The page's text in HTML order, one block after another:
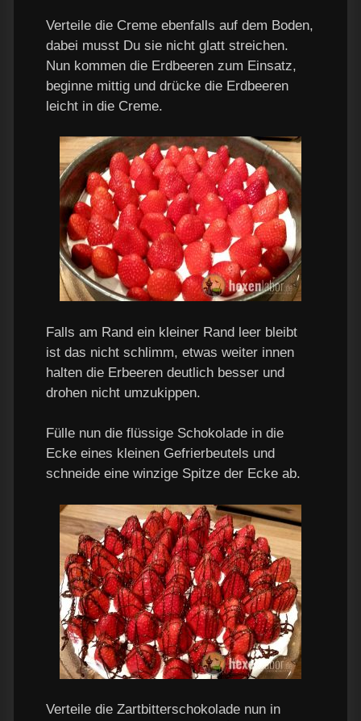
Verteile die Creme ebenfalls auf dem Boden,
dabei musst Du sie nicht glatt streichen.
Nun kommen die Erdbeeren zum Einsatz,
beginne mittig und drücke die Erdbeeren
leicht in die Creme.
Falls am Rand ein kleiner Rand leer bleibt
ist das nicht schlimm, etwas weiter innen
halten die Erbeeren deutlich besser und
drohen nicht umzukippen.
Fülle nun die flüssige Schokolade in die
Ecke eines kleinen Gefrierbeutels und
schneide eine winzige Spitze der Ecke ab.
Verteile die Zartbitterschokolade nun in